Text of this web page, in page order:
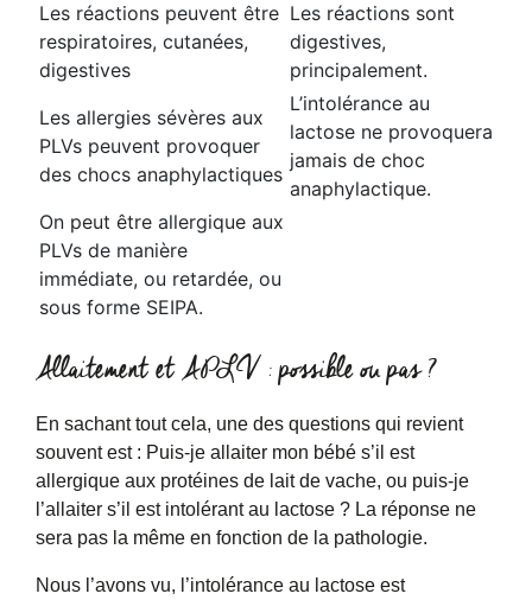
Les réactions peuvent être
respiratoires, cutanées,
digestives
Les réactions sont
digestives,
principalement.
Les allergies sévères aux
PLVs peuvent provoquer
des chocs anaphylactiques
L’intolérance au
lactose ne provoquera
jamais de choc
anaphylactique.
On peut être allergique aux
PLVs de manière
immédiate, ou retardée, ou
sous forme SEIPA.
Allaitement et APLV : possible ou pas ?
En sachant tout cela, une des questions qui revient
souvent est : Puis-je allaiter mon bébé s’il est
allergique aux protéines de lait de vache, ou puis-je
l’allaiter s’il est intolérant au lactose ? La réponse ne
sera pas la même en fonction de la pathologie.
Nous l’avons vu, l’intolérance au lactose est